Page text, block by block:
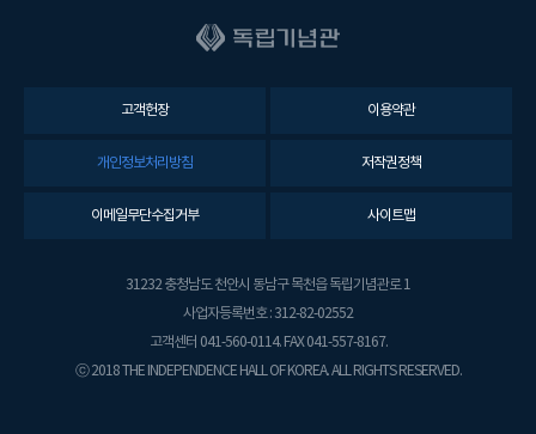
고객헌장 이용약관
개인정보처리방침 저작권정책
이메일무단수집거부 사이트맵
31232 충청남도 천안시 동남구 목천읍 독립기념관로 1
사업자등록번호 : 312-82-02552
고객센터 041-560-0114. FAX 041-557-8167.
ⓒ 2018 THE INDEPENDENCE HALL OF KOREA. ALL RIGHTS RESERVED.